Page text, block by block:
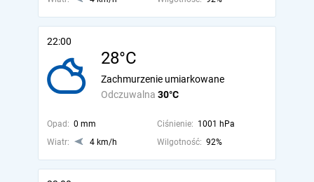
22:00
28°C
Odczuwalna 30°C
Zachmurzenie umiarkowane
Opad: 0 mm Ciśnienie: 1001 hPa
Wiatr:
4 km/h Wilgotność: 92%